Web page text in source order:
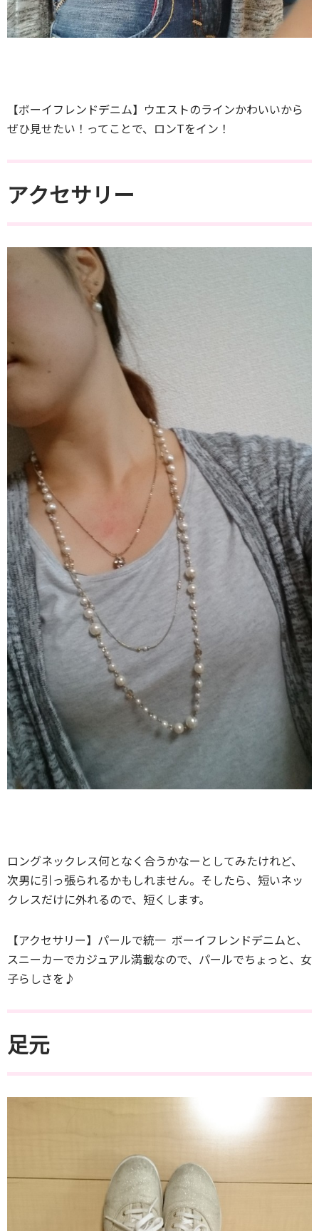
【ボーイフレンドデニム】ウエストのラインかわいいから
ぜひ見せたい！ってことで、ロンTをイン！
アクセサリー
ロングネックレス何となく合うかなーとしてみたけれど、
次男に引っ張られるかもしれません。そしたら、短いネッ
クレスだけに外れるので、短くします。
【アクセサリー】パールで統一 ボーイフレンドデニムと、
スニーカーでカジュアル満載なので、パールでちょっと、女
子らしさを♪
足元